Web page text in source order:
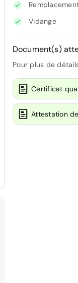
Vidange
Document(s)
Pour plus de
Certificat
Attestation